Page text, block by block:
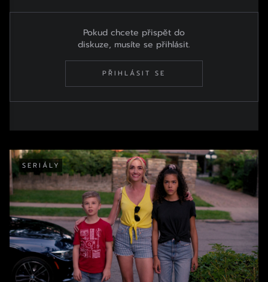
Pokud chcete přispět do
diskuze, musíte se přihlásit.
PŘIHLÁSIT SE
SERIÁLY